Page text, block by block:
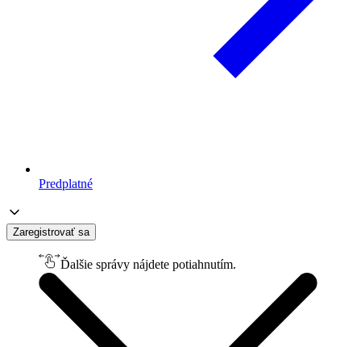
Predplatné
Zaregistrovať sa
Ďalšie správy nájdete potiahnutím.